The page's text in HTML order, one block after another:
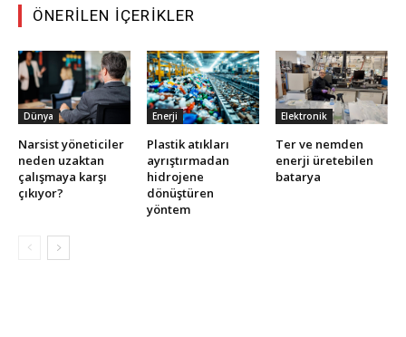
ÖNERILEN İÇERIKLER
Dünya
Narsist yöneticiler
neden uzaktan
çalışmaya karşı
çıkıyor?
Enerji
Plastik atıkları
ayrıştırmadan
hidrojene
dönüştüren
yöntem
Elektronik
Ter ve nemden
enerji üretebilen
batarya